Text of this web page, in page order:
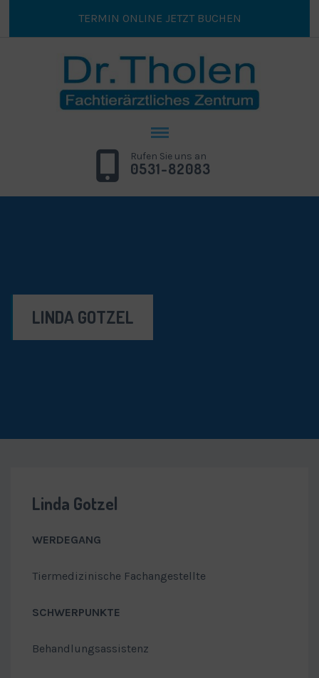
TERMIN ONLINE JETZT BUCHEN
Rufen Sie uns an
0531-82083
LINDA GOTZEL
Linda Gotzel
WERDEGANG
Tiermedizinische Fachangestellte
SCHWERPUNKTE
Behandlungsassistenz